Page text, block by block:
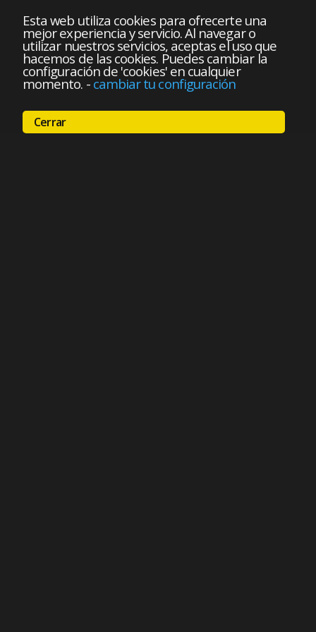
Esta web utiliza cookies para ofrecerte una
mejor experiencia y servicio. Al navegar o
utilizar nuestros servicios, aceptas el uso que
hacemos de las cookies. Puedes cambiar la
configuración de 'cookies' en cualquier
momento. - cambiar tu configuración
Cerrar